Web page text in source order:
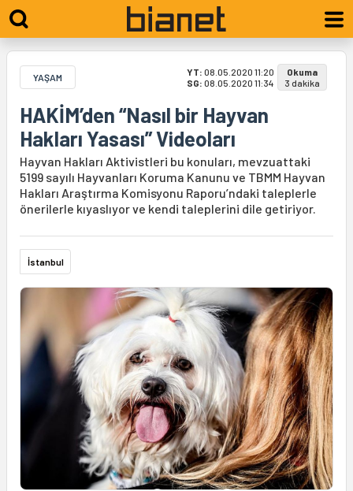
YAŞAM YT: 08.05.2020 11:20
SG: 08.05.2020 11:34
Okuma
3 dakika
HAKİM’den “Nasıl bir Hayvan
Hakları Yasası” Videoları
Hayvan Hakları Aktivistleri bu konuları, mevzuattaki
5199 sayılı Hayvanları Koruma Kanunu ve TBMM Hayvan
Hakları Araştırma Komisyonu Raporu’ndaki taleplerle
önerilerle kıyaslıyor ve kendi taleplerini dile getiriyor.
İstanbul